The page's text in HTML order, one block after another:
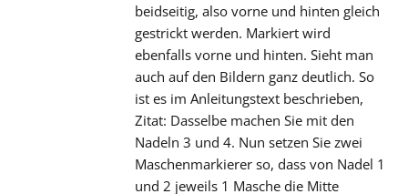
beidseitig, also vorne und hinten gleich
gestrickt werden. Markiert wird
ebenfalls vorne und hinten. Sieht man
auch auf den Bildern ganz deutlich. So
ist es im Anleitungstext beschrieben,
Zitat: Dasselbe machen Sie mit den
Nadeln 3 und 4. Nun setzen Sie zwei
Maschenmarkierer so, dass von Nadel 1
und 2 jeweils 1 Masche die Mitte